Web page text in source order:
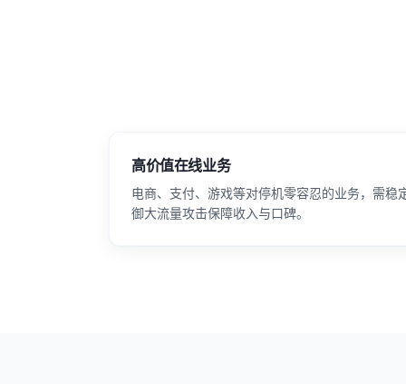
高价值在线业务
电商、支付、游戏等对停机零容忍的业务，需稳
御大流量攻击保障收入与口碑。